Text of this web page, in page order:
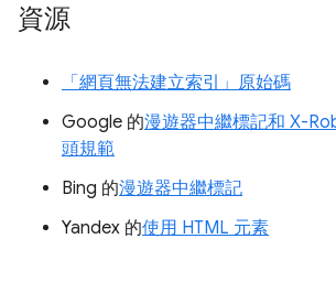
資源
「網頁無法建立索引」 原始碼
Google 的漫遊器中繼標記和 X-
頭規範
Bing 的漫遊器中繼標記
Yandex 的使用 HTML 元素